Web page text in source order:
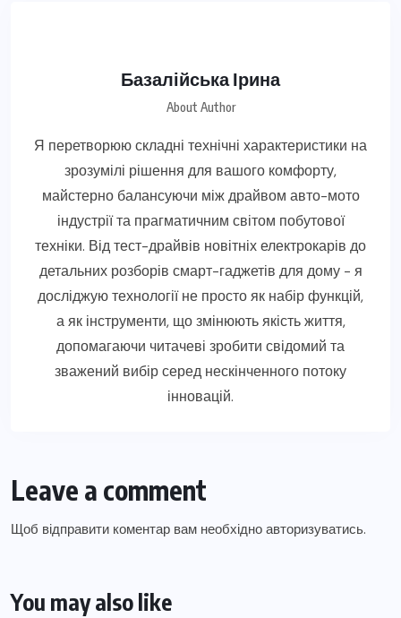
Базалійська Ірина
About Author
Я перетворюю складні технічні характеристики на
зрозумілі рішення для вашого комфорту,
майстерно балансуючи між драйвом авто-мото
індустрії та прагматичним світом побутової
техніки. Від тест-драйвів новітніх електрокарів до
детальних розборів смарт-гаджетів для дому - я
досліджую технології не просто як набір функцій,
а як інструменти, що змінюють якість життя,
допомагаючи читачеві зробити свідомий та
зважений вибір серед нескінченного потоку
інновацій.
Leave a comment
Щоб відправити коментар вам необхідно авторизуватись.
You may also like